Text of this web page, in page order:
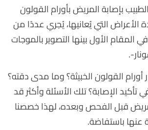
بإصابة المريض بأورام القولون
الأعراض التي يُعانيها، يُجري عددًا من
المقام الأول بينها التصوير بالموجات
.
القولون الخبيثة؟ وما مدى دقته؟
الإصابة؟ تلك الأسئلة وأكثر قد
قبل الفحص وبعده، لهذا خصصنا
عنها باستفاضة.